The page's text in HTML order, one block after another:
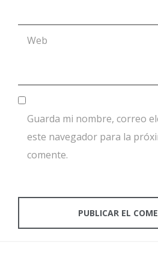
Web
Guarda mi nombre, correo
este navegador para la
comente.